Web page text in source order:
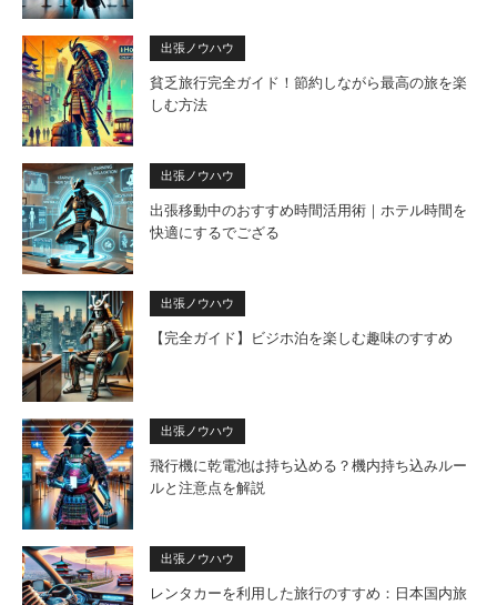
出張ノウハウ
貧乏旅行完全ガイド！節約しながら最高の旅を楽
しむ方法
出張ノウハウ
出張移動中のおすすめ時間活用術｜ホテル時間を
快適にするでござる
出張ノウハウ
【完全ガイド】ビジホ泊を楽しむ趣味のすすめ
出張ノウハウ
飛行機に乾電池は持ち込める？機内持ち込みルー
ルと注意点を解説
出張ノウハウ
レンタカーを利用した旅行のすすめ：日本国内旅